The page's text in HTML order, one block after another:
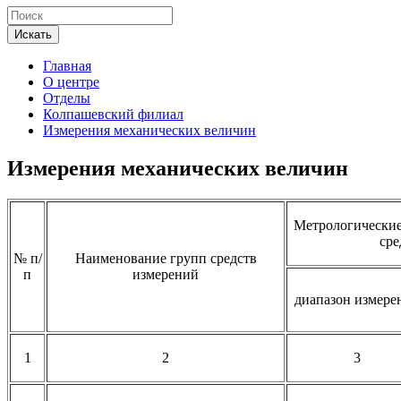
Искать
Главная
О центре
Отделы
Колпашевский филиал
Измерения механических величин
Измерения механических величин
№ п/
п
Наименование групп средств
измерений
диапазон
1 2 3